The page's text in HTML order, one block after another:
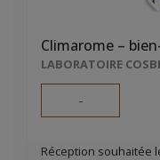
Climarome –
LABORATOIRE
-
Réception souhaitée